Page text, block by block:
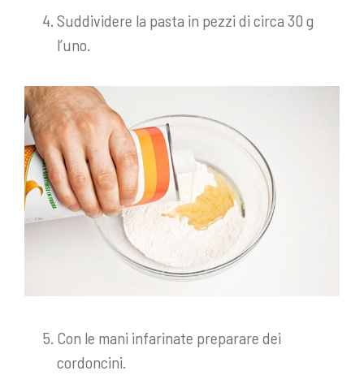
Suddividere la pasta in pezzi di circa 30 g
l’uno.
Con le mani infarinate preparare dei
cordoncini.